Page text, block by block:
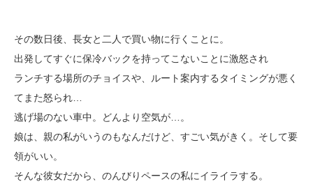
その数日後、長女と二人で買い物に行くことに。
出発してすぐに保冷バックを持ってこないことに激怒され
ランチする場所のチョイスや、ルート案内するタイミングが悪く
てまた怒られ…
逃げ場のない車中。どんより空気が…。
娘は、親の私がいうのもなんだけど、すごい気がきく。そして要
領がいい。
そんな彼女だから、のんびりペースの私にイライラする。